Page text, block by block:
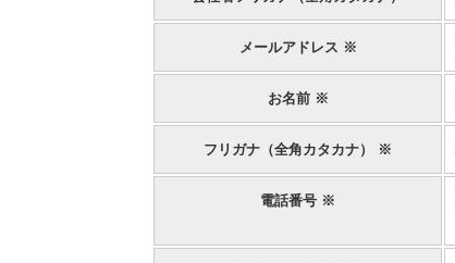
メールアドレス ※
お名前 ※
フリガナ（全角カタカナ） ※
電話番号 ※